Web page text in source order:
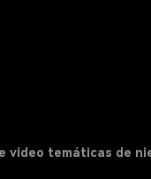
video temáticas de